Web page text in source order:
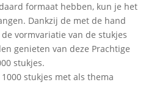
formaat hebben, kun je het
Dankzij de met de hand
vormvariatie van de stukjes
genieten van deze Prachtige
stukjes.
stukjes met als thema